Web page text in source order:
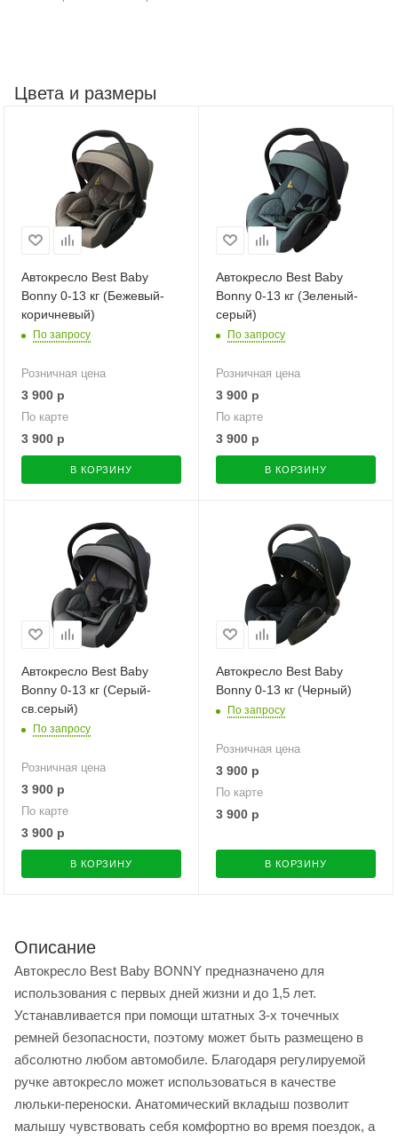
Цвета и размеры
Автокресло Best Baby
Bonny 0-13 кг (Бежевый-
коричневый)
По запросу
Розничная цена
3 900 р
По карте
3 900 р
В КОРЗИНУ
Автокресло Best Baby
Bonny 0-13 кг (Зеленый-
серый)
По запросу
Розничная цена
3 900 р
По карте
3 900 р
В КОРЗИНУ
Автокресло Best Baby
Bonny 0-13 кг (Серый-
св.серый)
По запросу
Розничная цена
3 900 р
По карте
3 900 р
В КОРЗИНУ
Автокресло Best Baby
Bonny 0-13 кг (Черный)
По запросу
Розничная цена
3 900 р
По карте
3 900 р
В КОРЗИНУ
Описание
Автокресло Best Baby BONNY предназначено для
использования с первых дней жизни и до 1,5 лет.
Устанавливается при помощи штатных 3-х точечных
ремней безопасности, поэтому может быть размещено в
абсолютно любом автомобиле. Благодаря регулируемой
ручке автокресло может использоваться в качестве
люльки-переноски. Анатомический вкладыш позволит
малышу чувствовать себя комфортно во время поездок, а